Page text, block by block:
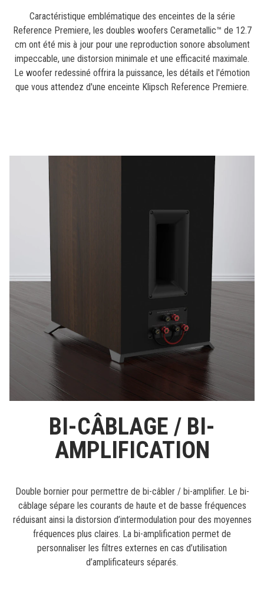
Caractéristique emblématique des enceintes de la série
Reference Premiere, les doubles woofers Cerametallic™ de 12.7
cm ont été mis à jour pour une reproduction sonore absolument
impeccable, une distorsion minimale et une efficacité maximale.
Le woofer redessiné offrira la puissance, les détails et l'émotion
que vous attendez d'une enceinte Klipsch Reference Premiere.
BI-CÂBLAGE / BI-
AMPLIFICATION
Double bornier pour permettre de bi-câbler / bi-amplifier. Le bi-
câblage sépare les courants de haute et de basse fréquences
réduisant ainsi la distorsion d’intermodulation pour des moyennes
fréquences plus claires. La bi-amplification permet de
personnaliser les filtres externes en cas d’utilisation
d’amplificateurs séparés.